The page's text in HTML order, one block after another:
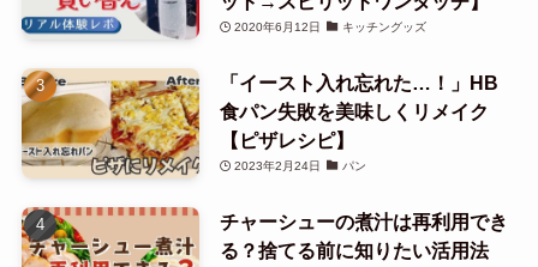
2020年6月12日 キッチングッズ
「イースト入れ忘れた…！」HB
食パン失敗を美味しくリメイク
【ピザレシピ】
2023年2月24日 パン
チャーシューの煮汁は再利用でき
る？捨てる前に知りたい活用法